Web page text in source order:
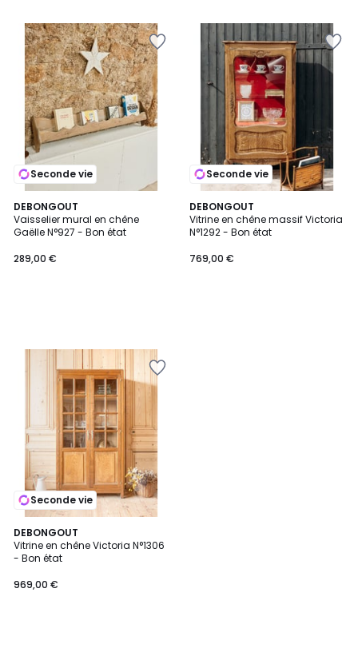
Seconde vie
DEBONGOUT
Vaisselier mural en chêne
Gaëlle N°927 - Bon état
289,00 €
Seconde vie
DEBONGOUT
Vitrine en chêne massif Victoria
N°1292 - Bon état
769,00 €
Seconde vie
DEBONGOUT
Vitrine en chêne Victoria N°1306
- Bon état
969,00 €